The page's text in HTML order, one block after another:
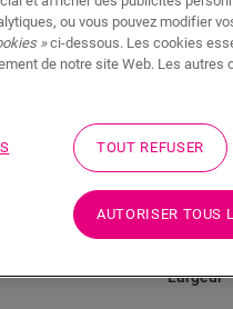
à la section
plinthe
suggérons
Largeur
ou vous pouvez modifier
»ci-dessous. Les cookies
de notre site Web. Les
TOUT REFUSER
AUTORISER TOUS